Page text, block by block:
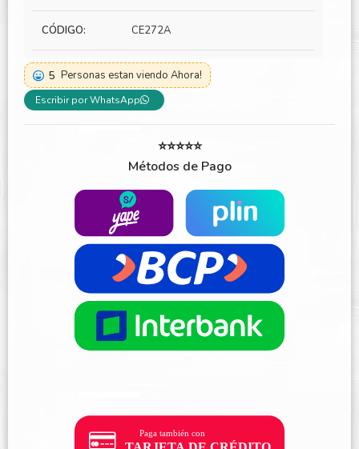
CÓDIGO: CE272A
5 Personas estan viendo Ahora!
Escribir por WhatsApp
⭐⭐⭐⭐⭐
Métodos de Pago